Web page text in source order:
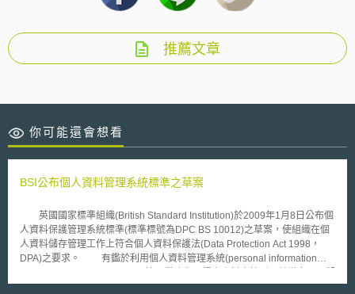
推薦文章
你可能還會想看
BSI公布個人資料管理系統標準之草案
英國國家標準組織(British Standard Institution)於2009年1月8日公布個
人資料保護管理系統標準(標準標號為DPC BS 10012)之草案，使組織在個
人資料儲存管理工作上符合個人資料保護法(Data Protection Act 1998，
DPA)之要求。 有鑑於利用個人資料管理系統(personal information
諸該資料之性質，通常多為DPA所規範定義的「個人資料」。因此，為使個